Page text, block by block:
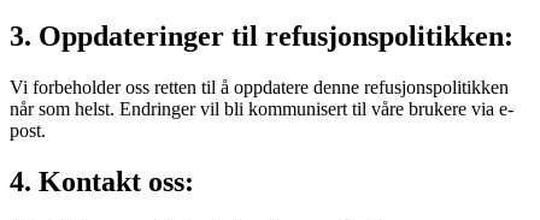
3. Oppdateringer til refusjonspolitikken:
Vi forbeholder oss retten til å oppdatere denne refusjonspolitikken
når som helst. Endringer vil bli kommunisert til våre brukere via e-
post.
4. Kontakt oss: